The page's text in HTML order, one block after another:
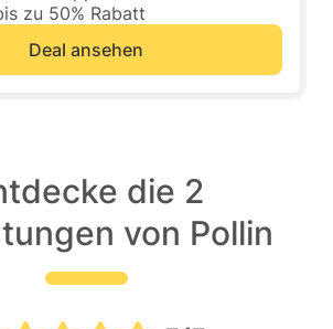
zu 50% Rabatt
Deal ansehen
die 2
von Pollin